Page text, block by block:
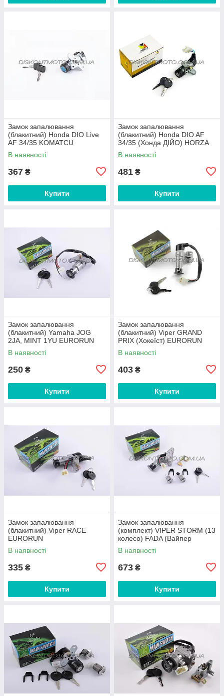
Замок запалювання
(блакитний) Honda DIO Live
AF 34/35 KOMATCU
В наявності
367 ₴
Купити
Замок запалювання
(блакитний) Honda DIO AF
34/35 (Хонда ДІЙО) HORZA
В наявності
481 ₴
Купити
Замок запалювання
(блакитний) Yamaha JOG
2JA, MINT 1YU EURORUN
В наявності
250 ₴
Купити
Замок запалювання
(блакитний) Viper GRAND
PRIX (Хокеїст) EURORUN
В наявності
403 ₴
Купити
Замок запалювання
(блакитний) Viper RACE
EURORUN
В наявності
335 ₴
Купити
Замок запалювання
(комплект) VIPER STORM (13
колесо) FADA (Вайпер
Шторм) EURORUN
В наявності
673 ₴
Купити